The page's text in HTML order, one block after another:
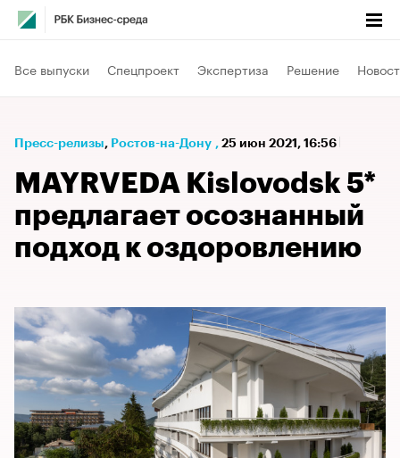
Все выпуски Спецпроект Экспертиза Решение
Пресс-релизы⁠, Ростов-на-Дону , 25 июн 2021, 16:56
MAYRVEDA Kislovodsk 5*
предлагает осознанный
подход к оздоровлению